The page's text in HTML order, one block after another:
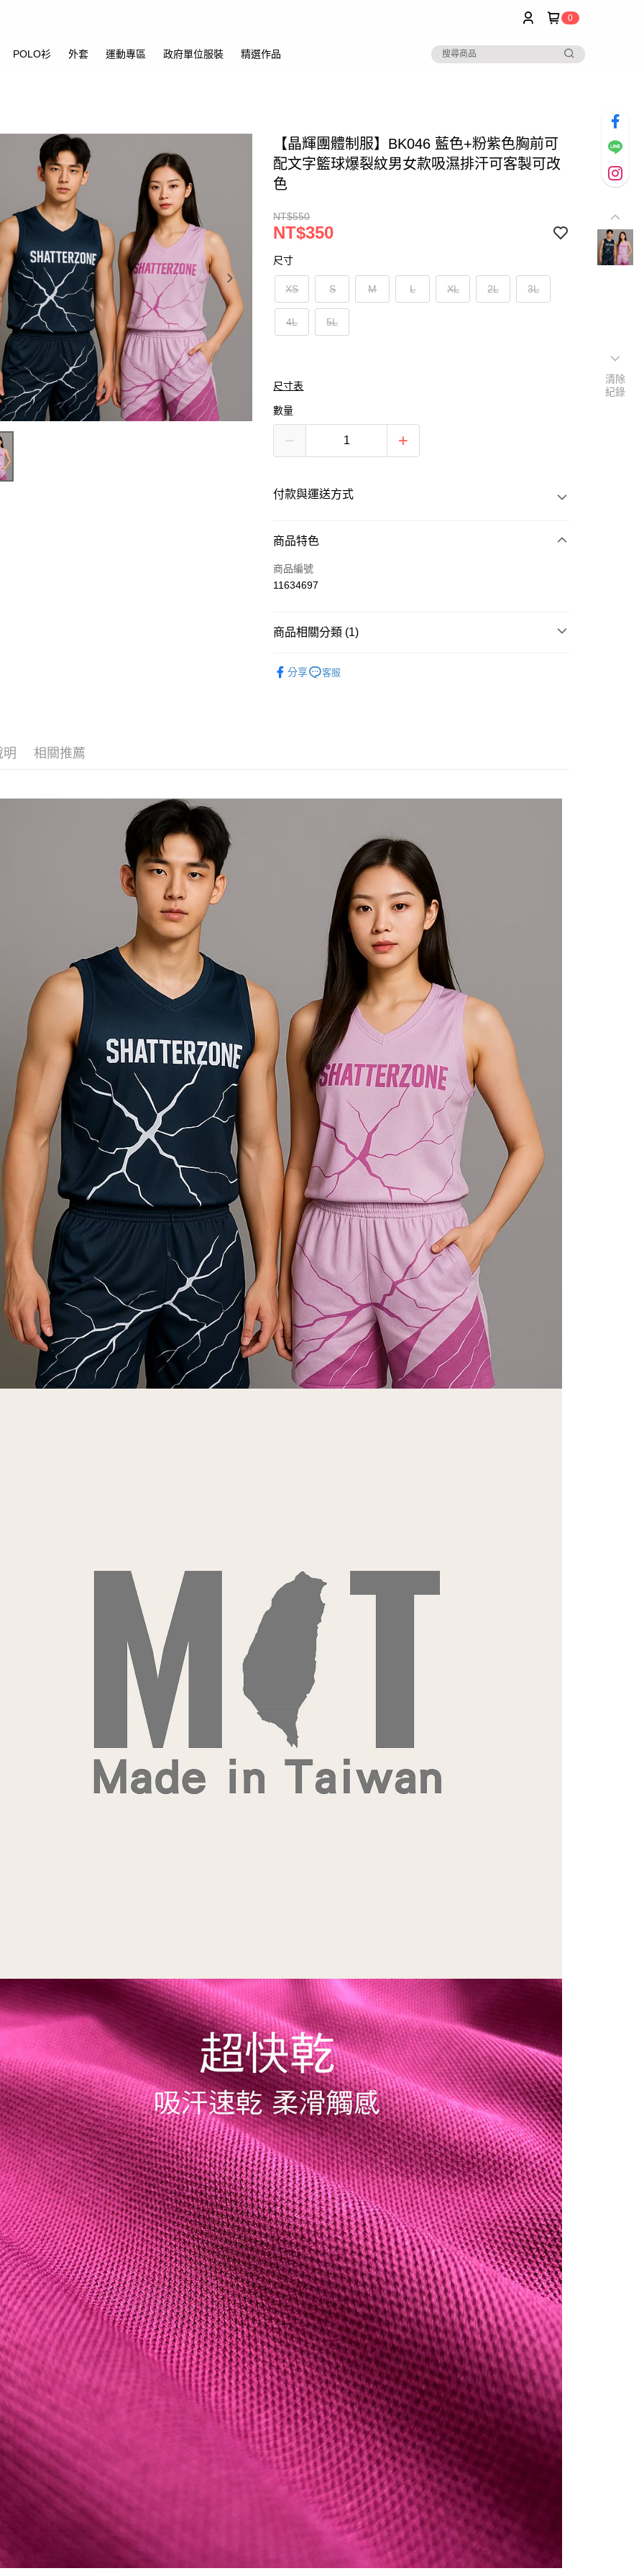
0
POLO衫 外套 運動專區 政府單位服裝 精選作品
【晶輝團體制服】BK046 藍色+粉紫色胸前可
配文字籃球爆裂紋男女款吸濕排汗可客製可改
色
NT$550
NT$350
尺寸
XS S M L XL 2L 3L
4L 5L
尺寸表
數量
付款與運送方式
付款方式
信用卡一次付款
黑貓
商品特色
商品編號
11634697
商品相關分類 (1)
分享
客服
明 相關推薦
清除
紀錄